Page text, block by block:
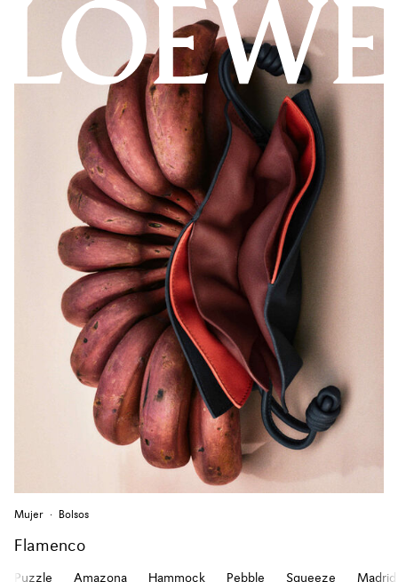
Mujer Bolsos
Flamenco
Puzzle Amazona Hammock Pebble Squeeze Madrid